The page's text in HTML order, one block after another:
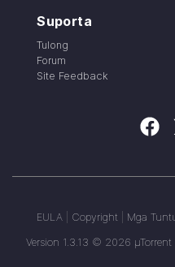
Suporta
Tulong
Forum
Site Feedback
Version 1.3.13 © 2026
EULA Copyright Mga